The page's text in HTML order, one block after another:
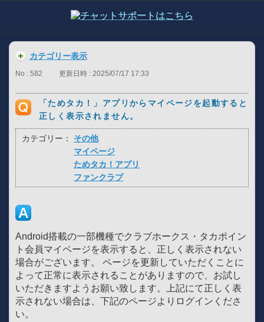
カテゴリー表示
No : 582 更新日時 : 2025/07/17 17:33
「ためタカ！」アプリからマイページを起動すると
正しく表示されません。
カテゴリー：
その他
マイページ
ためタカ！アプリ
ファンクラブ
Android搭載の一部機種でクラブホークス・タカポイン
ト会員マイページを表示すると、正しく表示されない
場合がございます。 ページを更新していただくことに
よって正常に表示されることがありますので、お試し
いただきますようお願い致します。上記にて正しく表
示されない場合は、下記のページよりログインくださ
い。